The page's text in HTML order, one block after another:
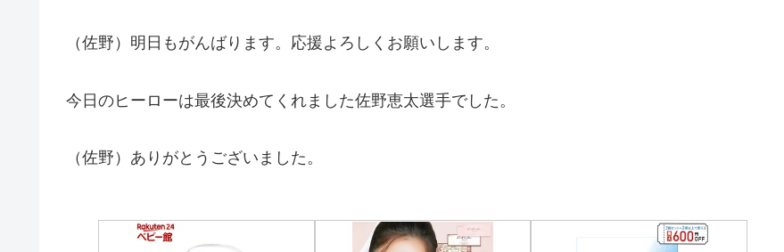
（佐野）明日もがんばります。応援よろしくお願いします。
今日のヒーローは最後決めてくれました佐野恵太選手でした。
（佐野）ありがとうございました。